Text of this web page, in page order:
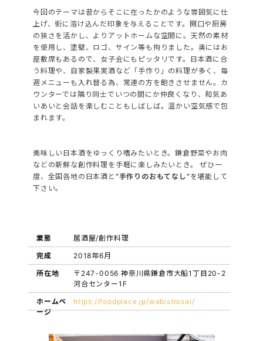
今回のテーマは昔からそこに在ったかのような雰囲気に仕
上げ、街に溶け込んだ印象を与えることです。
開口や厨房
の狭さを活かし、よりアットホームな空間に。 天然の素材
を使用し、塗壁、ロゴ、サイン等も拘りました。 奥にはお
座敷席もあるので、女子会にもピッタリです。 日本酒に合
う料理や、自家製果実酒など「手作り」の料理が多く、 毎
週メニューも入れ替る為、常連の方を飽きさせません。 カ
ウンターでは隣り同士でいつの間にか仲良くなり、和気あ
いあいと会話を楽しむこともしばしば。温かい空気感で包
まれます。
美味しい日本酒をゆっくり嗜みたいとき。鎌倉野菜やお肉
などの新鮮な創作料理を手軽に楽しみたいとき。ぜひ一
度、全国各地の日本酒と “手作りのおもてなし”を堪能して
下さい。
業態
居酒屋/創作料理
完成
2018年6月
所在地
〒247-0056 神奈川県鎌倉市大船1丁目20-2
河合センター1F
ホームペ
ージ
https://foodplace.jp/wabistrosai/